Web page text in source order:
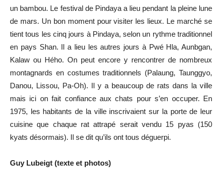
un bambou. Le festival de Pindaya a lieu pendant la pleine lune
de mars. Un bon moment pour visiter les lieux. Le marché se
tient tous les cinq jours à Pindaya, selon un rythme traditionnel
en pays Shan. Il a lieu les autres jours à Pwé Hla, Aunbgan,
Kalaw ou Hého. On peut encore y rencontrer de nombreux
montagnards en costumes traditionnels (Palaung, Taunggyo,
Danou, Lissou, Pa-Oh). Il y a beaucoup de rats dans la ville
mais ici on fait confiance aux chats pour s’en occuper. En
1975, les habitants de la ville inscrivaient sur la porte de leur
cuisine que chaque rat attrapé serait vendu 15 pyas (150
kyats désormais). Il se dit qu’ils ont tous déguerpi.
Guy Lubeigt (texte et photos)